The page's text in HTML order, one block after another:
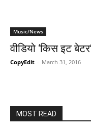
Music/News
वीडियो ‘किस इट
CopyEdit - March 31, 2016
MOST READ